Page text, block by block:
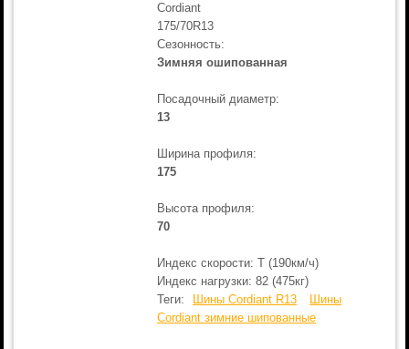
Cordiant
175/70R13
Сезонность:
Зимняя ошипованная
Посадочный диаметр:
13
Ширина профиля:
175
Высота профиля:
70
Индекс скорости: T (190км/ч)
Индекс нагрузки: 82 (475кг)
Теги:
Шины Cordiant R13
Шины
Cordiant зимние шипованные